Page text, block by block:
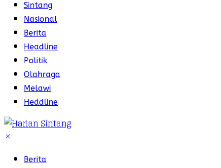
Sintang
Nasional
Berita
Headline
Politik
Olahraga
Melawi
Heddline
Berita